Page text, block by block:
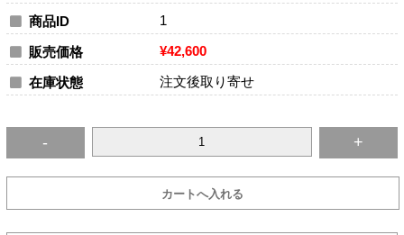
商品ID 1
販売価格 ¥42,600
在庫状態 注文後取り寄せ